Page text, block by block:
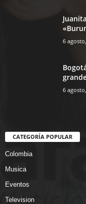
6
6
CATEGORÍA POPULAR
Colombia
Musica
Eventos
Television